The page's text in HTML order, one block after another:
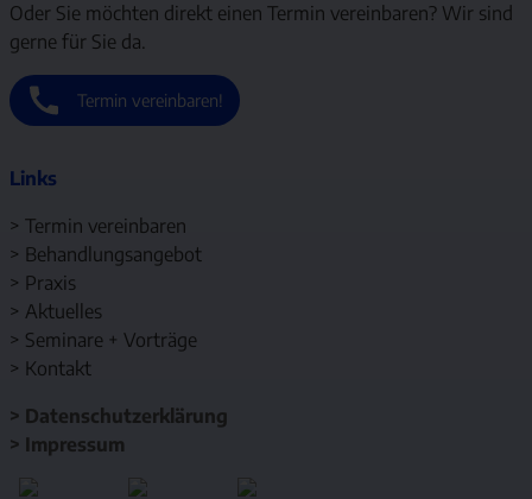
Oder Sie möchten direkt einen Termin vereinbaren? Wir sind
gerne für Sie da.
Termin vereinbaren!
Links
> Termin vereinbaren
> Behandlungsangebot
> Praxis
> Aktuelles
> Seminare + Vorträge
> Kontakt
> Datenschutzerklärung
> Impressum